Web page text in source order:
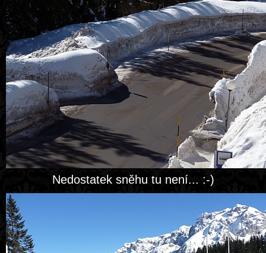
Nedostatek sněhu tu není... :-)